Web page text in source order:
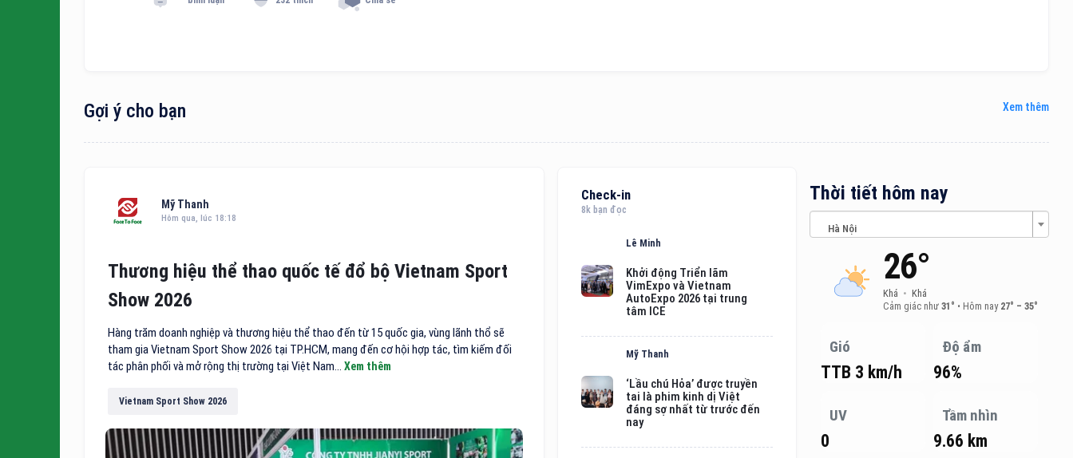
Gợi ý cho bạn Xem thêm
Mỹ Thanh
Hôm qua, lúc 18:18
Thương hiệu thể thao quốc tế đổ bộ Vietnam Sport
Show 2026
Hàng trăm doanh nghiệp và thương hiệu thể thao đến từ 15 quốc gia, vùng lãnh thổ sẽ
tham gia Vietnam Sport Show 2026 tại TP.HCM, mang đến cơ hội hợp tác, tìm kiếm đối
tác phân phối và mở rộng thị trường tại Việt Nam...Xem thêm
Vietnam Sport Show 2026
Check-in
8k bạn đọc
Lê Minh
Khởi động Triển lãm
VimExpo và Vietnam
AutoExpo 2026 tại trung
tâm ICE
Mỹ Thanh
‘Lầu chú Hỏa’ được truyền
tai là phim kinh dị Việt
đáng sợ nhất từ trước đến
nay
Thời tiết hôm nay
Hà Nội
26°
Khá • Khá
Cảm giác như 31° • Hôm nay 27° – 35°
Gió
TTB 3 km/h
Độ ẩm
96%
UV
0
Tầm nhìn
9.66 km